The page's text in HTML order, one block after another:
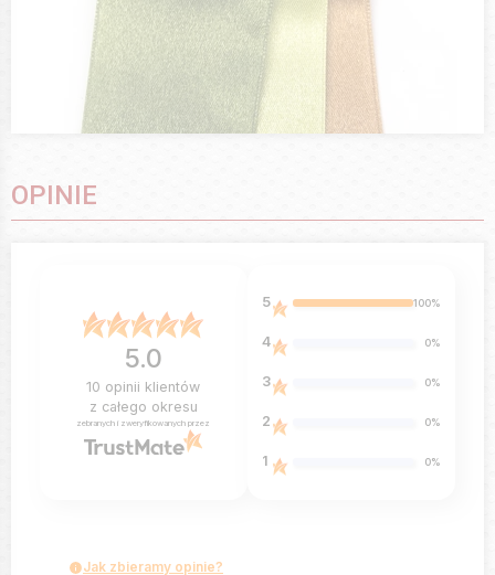
OPINIE
5.0
10 opinii klientów
z całego okresu
zebranych i zweryfikowanych przez
5 100%
4 0%
3 0%
2 0%
1 0%
Jak zbieramy opinie?